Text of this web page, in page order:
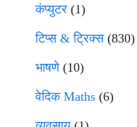
कंप्युटर (1)
टिप्स & ट्रिक्स(830)
भाषणे(10)
वेदिक Maths (6)